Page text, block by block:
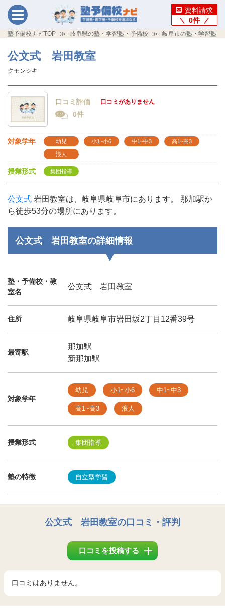
資料請求
0件
塾予備校ナビTOP 岐阜県の塾・学習塾・予備校 岐阜市の塾・学習塾・
公文式 岩田教室
クモンシキ
口コミ評価 口コミがありません
0件
対象学年 幼児 小1~小6 中1~中3 高1~高3
浪人
授業形式 集団指導
公文式 岩田教室は、岐阜県岐阜市にあります。 那加駅か
ら徒歩53分の場所にあります。
公文式 岩田教室の詳細情報
塾・予備校・教
室名
公文式 岩田教室
住所 岐阜県岐阜市岩田坂2丁目12番39号
最寄駅
那加駅
新那加駅
対象学年
幼児 小1~小6 中1~中3
高1~高3 浪人
授業形式 集団指導
塾の特徴 自立型学習
公文式 岩田教室の口コミ・評判
口コミを投稿する
口コミはありません。